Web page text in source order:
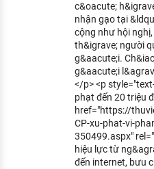
c&oacute;
nhận gạo tại
cộng như hội
th&igrave; người
g&aacute;i.
g&aacute;i
</p> <p
phạt đến 20 triệu
href="https://
CP-xu-phat-vi-
350499.aspx"
hiệu lực từ
đến internet, bưu